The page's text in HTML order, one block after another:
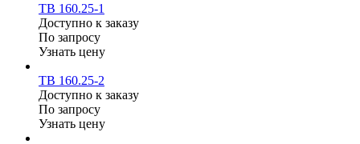
ТВ 160.25-1
Доступно к заказу
По запросу
Узнать цену
ТВ 160.25-2
Доступно к заказу
По запросу
Узнать цену